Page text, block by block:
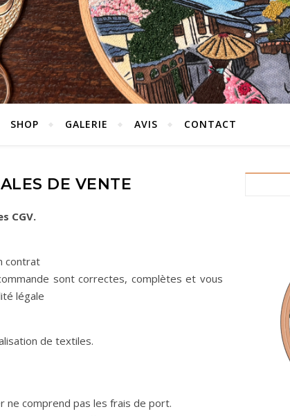
SHOP GALERIE AVIS CONTACT
DE VENTE
CGV.
contrat
sont correctes, complètes et vous
légale
de textiles.
ne comprend pas les frais de port.